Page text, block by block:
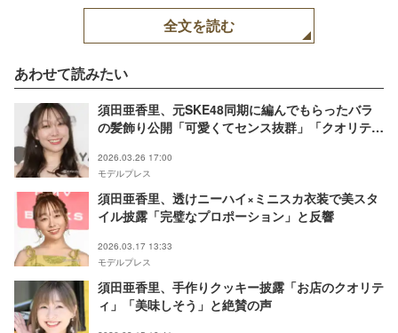
全文を読む
あわせて読みたい
須田亜香里、元SKE48同期に編んでもらったバラ
の髪飾り公開「可愛くてセンス抜群」「クオリティ
2026.03.26 17:00
モデルプレス
須田亜香里、透けニーハイ×ミニスカ衣装で美スタ
イル披露「完璧なプロポーション」と反響
2026.03.17 13:33
モデルプレス
須田亜香里、手作りクッキー披露「お店のクオリテ
ィ」「美味しそう」と絶賛の声